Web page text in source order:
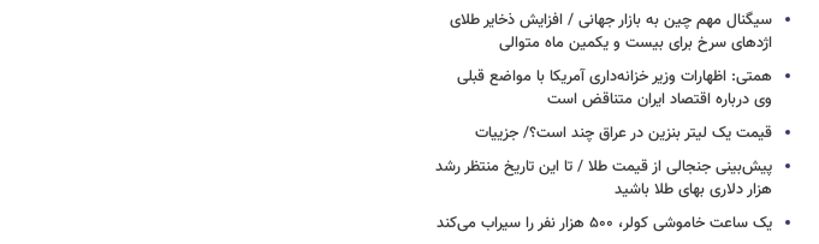
سیگنال‌ مهم چین به بازار جهانی / افزایش ذخایر طلای
اژدهای سرخ برای بیست و یکمین ماه متوالی
همتی: اظهارات وزیر خزانه‌داری آمریکا با مواضع قبلی
وی درباره اقتصاد ایران متناقض است
قیمت یک لیتر بنزین در عراق چند است؟/ جزییات
پیش‌بینی جنجالی از قیمت طلا / تا این تاریخ منتظر رشد
هزار دلاری بهای طلا باشید
یک ساعت خاموشی کولر، ۵۰۰ هزار نفر را سیراب می‌کند